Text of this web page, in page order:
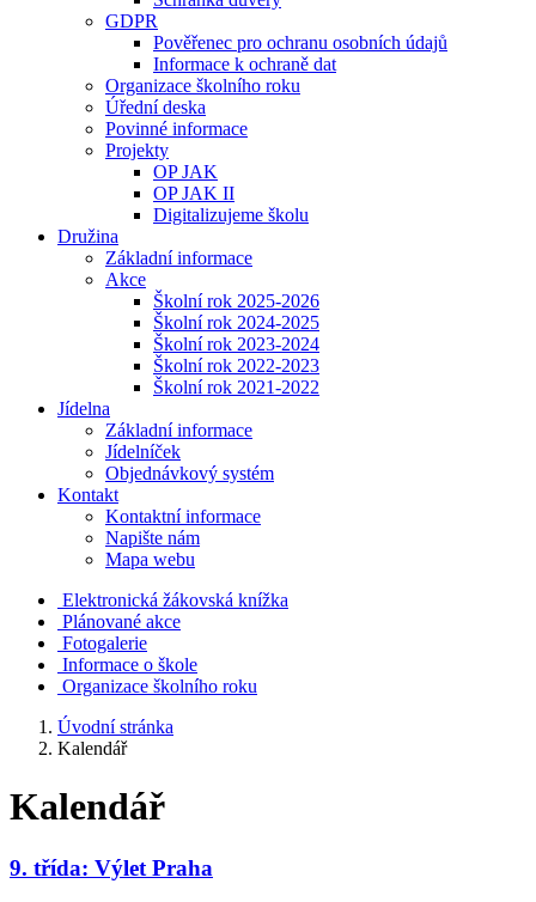
GDPR
Pověřenec pro ochranu osobních údajů
Informace k ochraně dat
Organizace školního roku
Úřední deska
Povinné informace
Projekty
OP JAK
OP JAK II
Digitalizujeme školu
Družina
Základní informace
Akce
Školní rok 2025-2026
Školní rok 2024-2025
Školní rok 2023-2024
Školní rok 2022-2023
Školní rok 2021-2022
Jídelna
Základní informace
Jídelníček
Objednávkový systém
Kontakt
Kontaktní informace
Napište nám
Mapa webu
Elektronická žákovská knížka
Plánované akce
Fotogalerie
Informace o škole
Organizace školního roku
Úvodní stránka
Kalendář
Kalendář
9. třída: Výlet Praha